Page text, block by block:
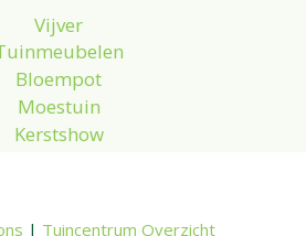
Vijver
Bloempot
Moestuin
Kerstshow
| Tuincentrum Overzicht